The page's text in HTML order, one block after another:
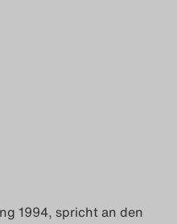
1994, spricht an den